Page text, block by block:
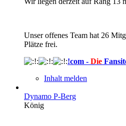
Unser offenes Team hat 26
Plätze frei.
!com - Die
Inhalt melden
Dynamo P-Berg
König